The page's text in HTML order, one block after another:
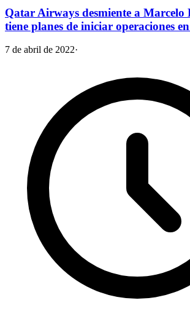
Qatar Airways desmiente a
tiene planes de iniciar operaciones
7 de abril de 2022·